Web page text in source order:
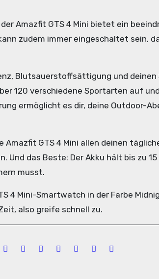
Amazfit GTS 4 Mini bietet ein
zudem immer eingeschaltet sein,
Blutsauerstoffsättigung und deinen
120 verschiedene Sportarten auf
ermöglicht es dir, deine Outdoor-
Amazfit GTS 4 Mini allen deinen
das Beste: Der Akku hält bis zu 15
musst.
4 Mini-Smartwatch in der Farbe
also greife schnell zu.